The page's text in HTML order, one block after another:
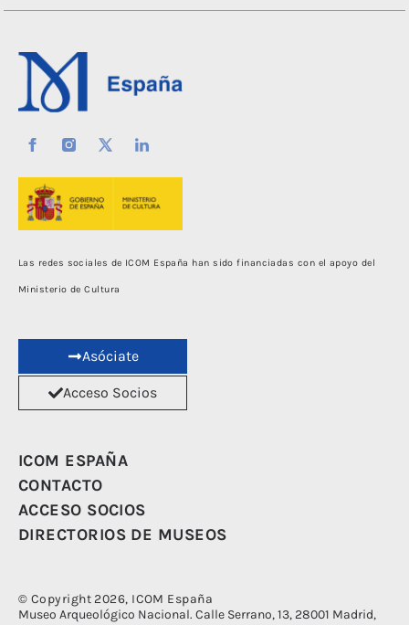
Las redes sociales de ICOM España han sido financiadas con el apoyo del
Ministerio de Cultura
Asóciate
Acceso Socios
ICOM ESPAÑA
CONTACTO
ACCESO SOCIOS
DIRECTORIOS DE MUSEOS
© Copyright 2026, ICOM España
Museo Arqueológico Nacional. Calle Serrano, 13, 28001 Madrid,